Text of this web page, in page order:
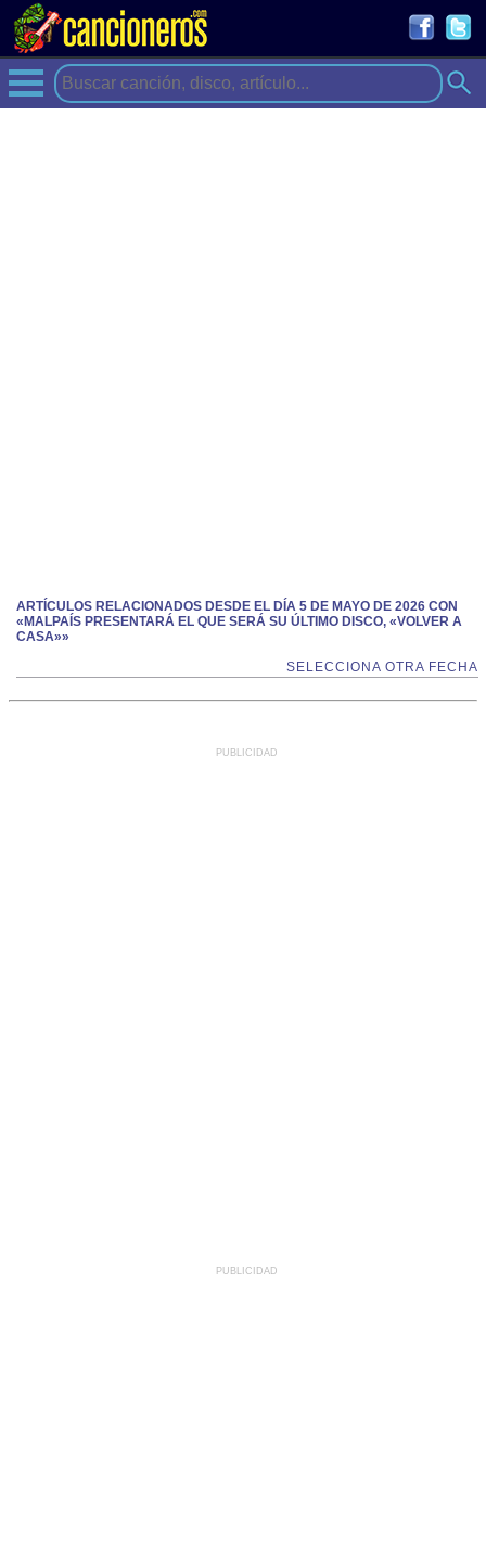
ARTÍCULOS RELACIONADOS DESDE EL DÍA 5 DE MAYO DE 2026 CON
«MALPAÍS PRESENTARÁ EL QUE SERÁ SU ÚLTIMO DISCO, «VOLVER A
CASA»»
SELECCIONA OTRA FECHA
PUBLICIDAD
PUBLICIDAD